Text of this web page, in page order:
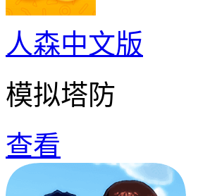
人森中文版
模拟塔防
查看